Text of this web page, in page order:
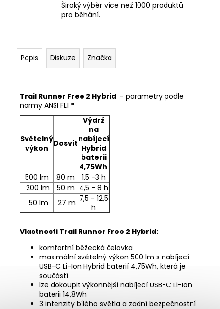
Široký výběr více než 1000 produktů
pro běhání.
Popis Diskuze Značka
Trail Runner Free 2 Hybrid - parametry podle
normy ANSI FL1 *
Světelný
výkon
Dosvit
Výdrž
na
nabíjecí
Hybrid
baterii
4,75Wh
500 lm
80 m
1,5 -3 h
200 lm
50 m 4,5 - 8 h
50 lm
27 m 7,5 - 12,5
h
Vlastnosti Trail Runner Free 2 Hybrid:
komfortní běžecká čelovka
maximální světelný výkon 500 lm s nabíjecí
USB-C Li-Ion Hybrid baterií 4,75Wh, která je
součástí
lze dokoupit výkonnější nabíjecí USB-C Li-Ion
baterii 14,8Wh
3 intenzity bílého světla a zadní bezpečnostní